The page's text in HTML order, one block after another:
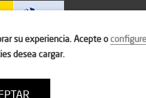
su experiencia. Acepte oconfigure
desea cargar.